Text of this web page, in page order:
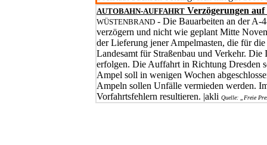
AUTOBAHN-AUFFAHRT Verzögerungen auf
WÜSTENBRAND - Die Bauarbeiten an der A-
verzögern und nicht wie geplant Mitte
der Lieferung jener Ampelmasten, die für
Landesamt für Straßen­bau und Verkehr.
erfolgen. Die Auf­fahrt in Richtung Dresden
Ampel soll in wenigen Wochen
Ampeln sollen Unfälle vermieden werden.
Vorfahrtsfehlern resultieren. |akli Quelle: „Freie